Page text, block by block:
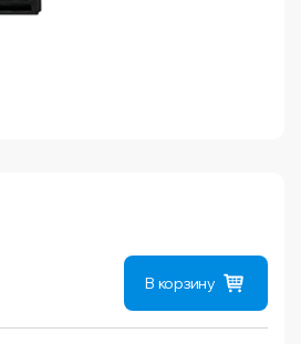
В корзину